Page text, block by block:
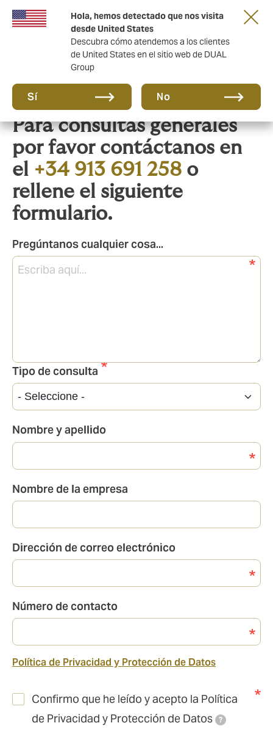
Hola, hemos detectado que nos visita
desde United States
Descubra cómo atendemos a los clientes
de United States en el sitio web de DUAL
Group
Sí No
Una nueva marca para una nueva era. Mas
información aquí
Para consultas generales
por favor contáctanos en
el +34 913 691 258 o
rellene el siguiente
formulario.
Pregúntanos cualquier cosa...
Tipo de consulta
Nombre y apellido
Nombre de la empresa
Dirección de correo electrónico
Número de contacto
Política de Privacidad y Protección de Datos
Confirmo que he leído y acepto la Política
de Privacidad y Protección de Datos
?